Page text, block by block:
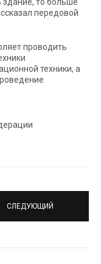
передовой
проводить
техники, а
СЛЕДУЮЩИЙ